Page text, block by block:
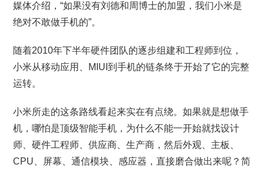
媒体介绍，“如果没有刘德和周博士的加盟，我们小米是
绝对不敢做手机的”。
随着2010年下半年硬件团队的逐步组建和工程师到位，
小米从移动应用、MIUI到手机的链条终于开始了它的完整
运转。
小米所走的这条路线看起来实在有点绕。如果就是想做手
机，哪怕是顶级智能手机，为什么不能一开始就找设计
师、硬件工程师、供应商、生产商，然后外观、主板、
CPU、屏幕、通信模块、感应器，直接磨合做出来呢？简